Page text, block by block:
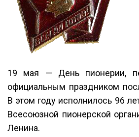
19 мая — День пионерии,
официальным праздником
В этом году исполнилось 96
Всесоюзной пионерской
Ленина.